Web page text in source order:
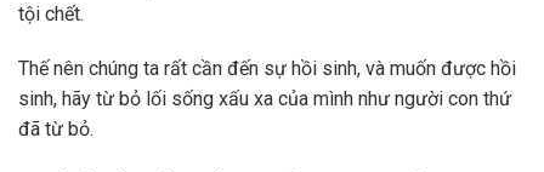
tội chết.
Thế nên chúng ta rất cần đến sự hồi sinh, và muốn được hồi
sinh, hãy từ bỏ lối sống xấu xa của mình như người con thứ
đã từ bỏ.